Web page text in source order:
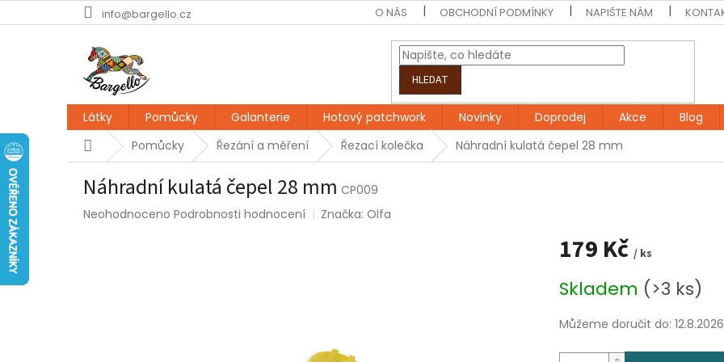
na
info@bargello.cz O NÁS OBCHODNÍ PODMÍNKY NAPIŠTE NÁM
HLEDAT
Látky Pomůcky Galanterie Hotový patchwork Novinky Doprodej Akce Blog
DomůPomůcky Řezání a měření Řezací kolečka Náhradní kulatá čepel 28 mm
Náhradní kulatá čepel 28 mm CP009
Průměrné
Neohodnoceno Podrobnosti hodnocení Značka:Olfa
179 Kč / ks
cena:
Skladem (>3 ks)
Můžeme doručit do: 12.8.2026